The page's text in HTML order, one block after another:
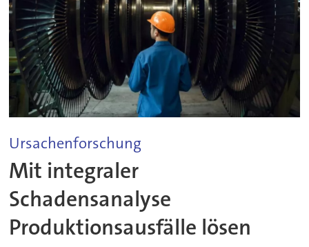
Ursachenforschung
Mit integraler
Schadensanalyse
Produktionsausfälle lösen